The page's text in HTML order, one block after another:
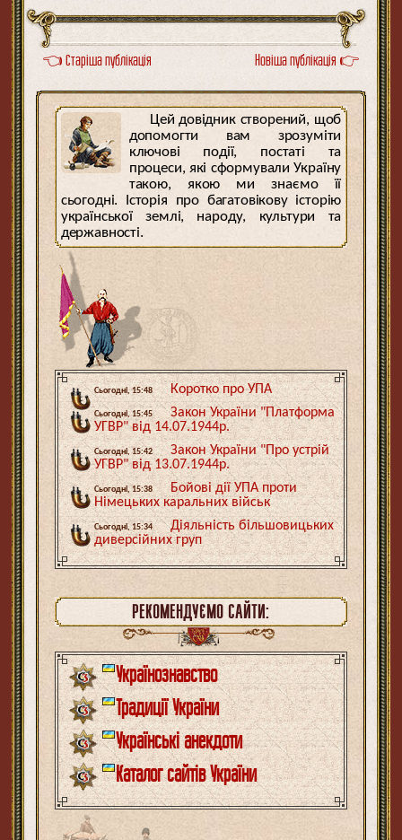
👈 Старіша публікація Новіша публікація 👉
Цей довідник створений, щоб
допомогти вам зрозуміти
ключові події, постаті та
процеси, які сформували Україну
такою, якою ми знаємо її
сьогодні. Історія про багатовікову історію
української землі, народу, культури та
державності.
Сьогодні, 15:48 Коротко про УПА
Сьогодні, 15:45
Закон України "Платформа
УГВР" від 14.07.1944р.
Сьогодні, 15:42
Закон України "Про устрій
УГВР" від 13.07.1944р.
Сьогодні, 15:38
Бойові дії УПА проти
Німецьких каральних військ
Сьогодні, 15:34
Діяльність більшовицьких
диверсійних груп
РЕКОМЕНДУЄМО САЙТИ:
Українознавство
Традиції України
Українські анекдоти
Каталог сайтів України